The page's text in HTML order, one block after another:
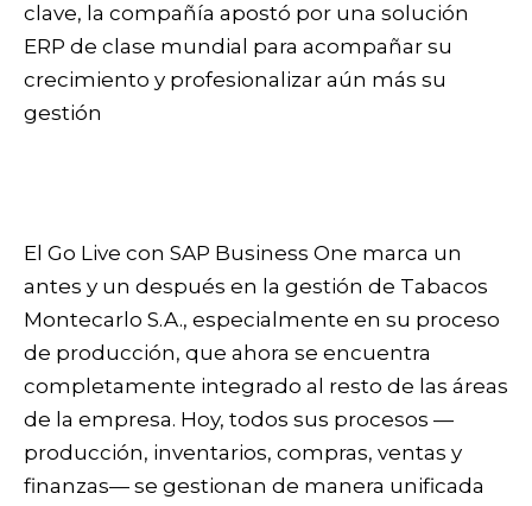
clave, la compañía apostó por una solución
ERP de clase mundial para acompañar su
crecimiento y profesionalizar aún más su
gestión
El Go Live con SAP Business One marca un
antes y un después en la gestión de Tabacos
Montecarlo S.A., especialmente en su proceso
de producción, que ahora se encuentra
completamente integrado al resto de las áreas
de la empresa. Hoy, todos sus procesos —
producción, inventarios, compras, ventas y
finanzas— se gestionan de manera unificada